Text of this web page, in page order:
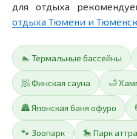
для отдыха
отдыха Тюмени и
🏊 Термальные бассейны
🧖 Финская сауна 🛁
🏯 Японская баня офуро
🐾 Зоопарк 🎠 Парк